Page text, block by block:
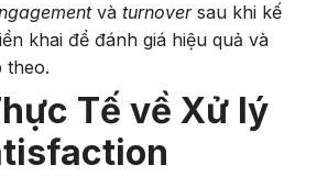
và turnoversau khi kế
khai để đánh giá hiệu quả và
theo.
Tế về Xử lý